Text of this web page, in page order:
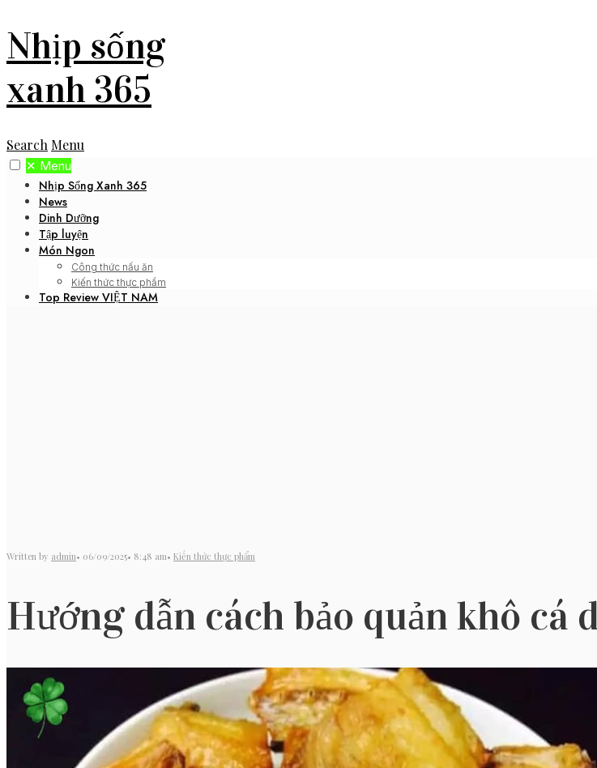
Nhịp sống
xanh 365
Search Menu
✕ Menu
Nhịp Sống Xanh 365
News
Dinh Dưỡng
Tập luyện
Món Ngon
Công thức nấu ăn
Kiến thức thực phẩm
Top Review VIỆT NAM
Written by admin• 06/09/2025• 8:48 am• Kiến thức thực phẩm
Hướng dẫn cách bảo quản khô cá